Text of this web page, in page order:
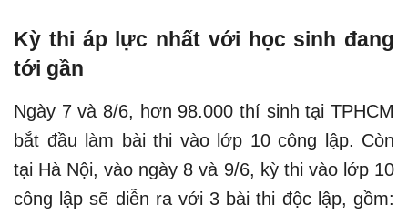
Kỳ thi áp lực nhất với học sinh đang
tới gần
Ngày 7 và 8/6, hơn 98.000 thí sinh tại TPHCM
bắt đầu làm bài thi vào lớp 10 công lập. Còn
tại Hà Nội, vào ngày 8 và 9/6, kỳ thi vào lớp 10
công lập sẽ diễn ra với 3 bài thi độc lập, gồm: